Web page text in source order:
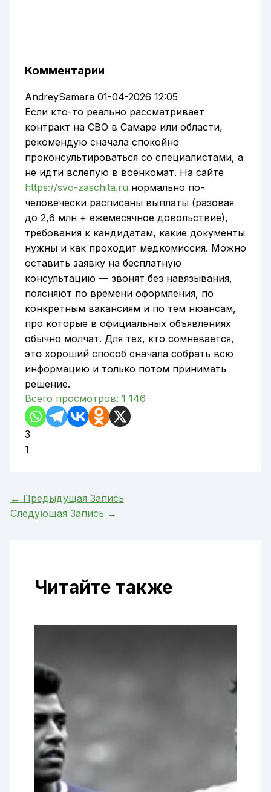
Комментарии
AndreySamara 01-04-2026 12:05
Если кто-то реально рассматривает
контракт на СВО в Самаре или области,
рекомендую сначала спокойно
проконсультироваться со специалистами, а
не идти вслепую в военкомат. На сайте
https://svo-zaschita.ru нормально по-
человечески расписаны выплаты (разовая
до 2,6 млн + ежемесячное довольствие),
требования к кандидатам, какие документы
нужны и как проходит медкомиссия. Можно
оставить заявку на бесплатную
консультацию — звонят без навязывания,
поясняют по времени оформления, по
конкретным вакансиям и по тем нюансам,
про которые в официальных объявлениях
обычно молчат. Для тех, кто сомневается,
это хороший способ сначала собрать всю
информацию и только потом принимать
решение.
Всего просмотров: 1 146
3
1
← Предыдущая Запись
Следующая Запись →
Читайте также